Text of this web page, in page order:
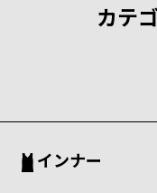
カテ
インナー